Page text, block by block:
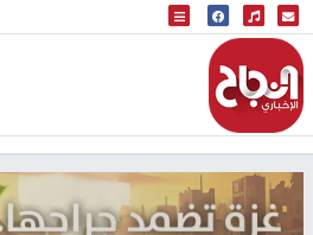
البث المباشر
إذاعة النجاح